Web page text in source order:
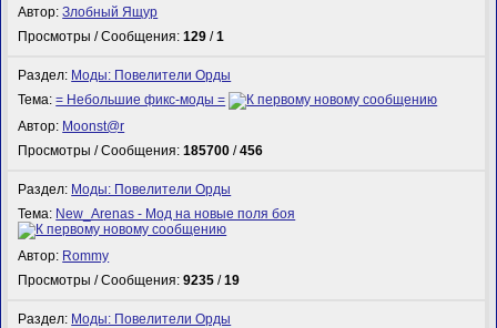
Автор:Злобный Ящур
Просмотры / Сообщения:129 /1
Раздел: Моды: Повелители Орды
Тема:= Небольшие фикс-моды =
Автор: Mооnst@r
Просмотры / Сообщения:185700 /456
Раздел: Моды: Повелители Орды
Тема: New_Arenas - Мод на новые поля боя
Автор: Rommy
Просмотры / Сообщения:9235 /19
Раздел: Моды: Повелители Орды